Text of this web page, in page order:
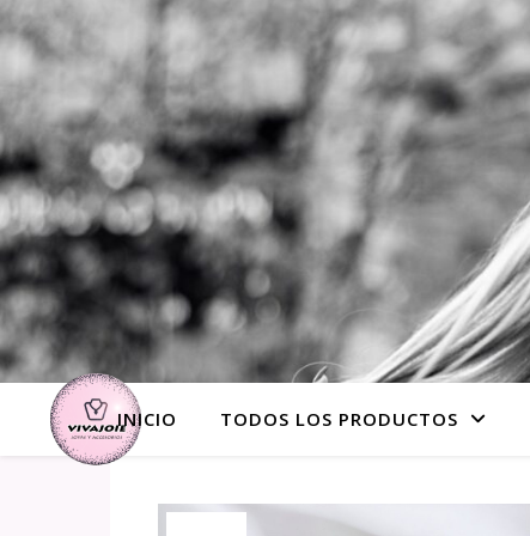
INICIO TODOS LOS PRODUCTOS